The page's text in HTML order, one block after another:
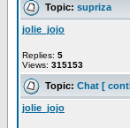
Topic: supriza
jolie_jojo
Replies: 5
Views: 315153
Topic: Chat [
jolie_jojo